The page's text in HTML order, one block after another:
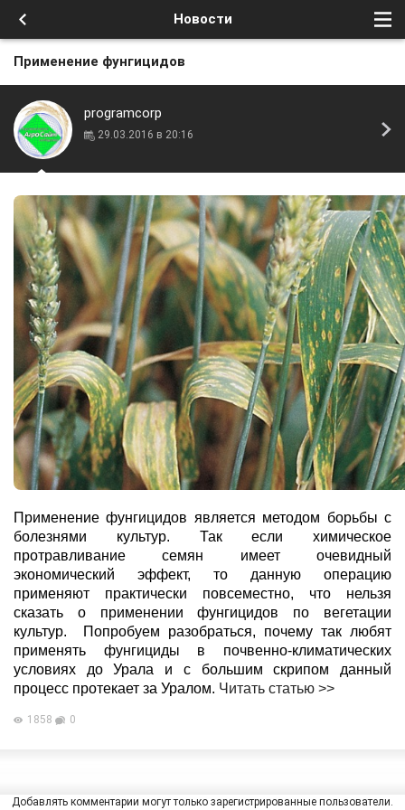
Новости
Применение фунгицидов
programcorp
29.03.2016 в 20:16
Применение фунгицидов является методом борьбы с
болезнями культур. Так если химическое
протравливание семян имеет очевидный
экономический эффект, то данную операцию
применяют практически повсеместно, что нельзя
сказать о применении фунгицидов по вегетации
культур. Попробуем разобраться, почему так любят
применять фунгициды в почвенно-климатических
условиях до Урала и с большим скрипом данный
процесс протекает за Уралом. Читать статью >>
1858 0
Добавлять комментарии могут только зарегистрированные пользователи.